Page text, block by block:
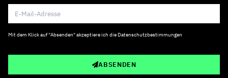
Mit dem Klick auf "Absenden" akzeptiere ich die Datenschutzbestimmungen
ABSENDEN